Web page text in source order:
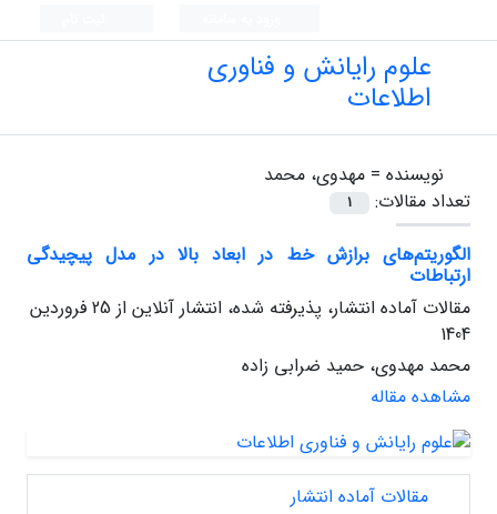
علوم رایانش و فناوری
اطلاعات
نویسنده = مهدوی، محمد
تعداد مقالات:
1
الگوریتم‌های برازش خط در ابعاد بالا در مدل پیچیدگی
ارتباطات
مقالات آماده انتشار، پذیرفته شده، انتشار آنلاین از
25 فروردین
1404
محمد مهدوی، حمید ضرابی زاده
مشاهده مقاله
مقالات آماده انتشار